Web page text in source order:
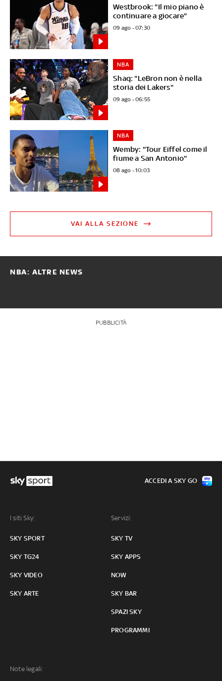
Westbrook: "Il mio piano è
continuare a giocare"
09 ago - 07:30
Shaq: "LeBron non è nella
storia dei Lakers"
NBA
09 ago - 06:55
Wemby: "Tour Eiffel come il
fiume a San Antonio"
NBA
08 ago - 10:03
VAI ALLA SEZIONE
NBA: ALTRE NEWS
PUBBLICITÀ
I siti Sky:
SKY SPORT
SKY TG24
SKY VIDEO
SKY ARTE
Servizi:
SKY TV
SKY APPS
NOW
SKY BAR
SPAZI SKY
PROGRAMMI
Note legali:
ACCEDI A SKY GO